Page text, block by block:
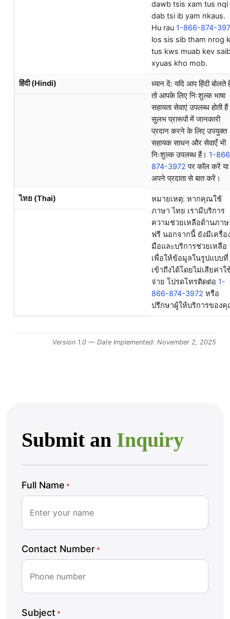
dawb tsis xam tus nqi
dab tsi ib yam nkaus.
Hu rau 1-866-874-
los sis sib tham nrog
tus kws muab kev
xyuas kho mob.
हिंदी (Hindi)
ध्यान दें: यदि आप हिंदी बोलते
तो आपके लिए निःशुल्क भाषा
सहायता सेवाएं उपलब्ध होती
सुलभ प्रारूपों में जानकारी
प्रदान करने के लिए उपयुक्त
सहायक साधन और सेवाएँ भी
निःशुल्क उपलब्ध हैं। 1-
874-3972 पर कॉल करें या
अपने प्रदाता से बात करें।
ไทย (Thai)
หมายเหตุ: หากคุณใช้
ภาษา ไทย เรามีบริการ
ความช่วยเหลือด้านภาษ
ฟรี นอกจากนี้ ยังมีเครื่อ
มือและบริการช่วยเหลือ
เพื่อให้ข้อมูลในรูปแบบที่
เข้าถึงได้โดยไม่เสียค่าใ
จ่าย โปรดโทรติดต่อ 1-
866-874-3972 หรือ
ปรึกษาผู้ให้บริการของ
Version 1.0 — Date Implemented: November 2, 2025
Submit an Inquiry
Full Name *
Contact Number *
Subject *